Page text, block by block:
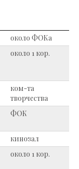
около ФОКа
около 1 кор.
ком-та
творчества
ФОК
кинозал
около 1 кор.